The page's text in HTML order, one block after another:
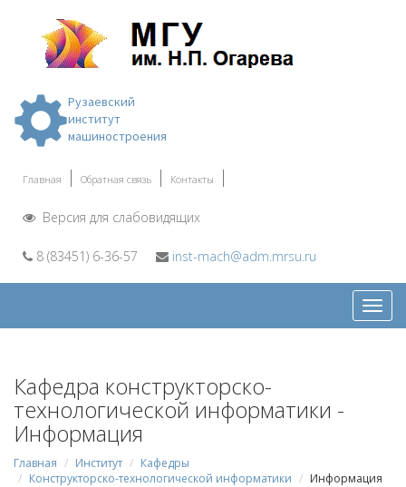
Рузаевский
институт
машиностроения
Главная Обратная связь Контакты
Версия для слабовидящих
8 (83451) 6-36-57 inst-mach@adm.mrsu.ru
меню
Кафедра конструкторско-
технологической информатики -
Информация
Главная Институт
Кафедры
Конструкторско-технологической информатики
Информация